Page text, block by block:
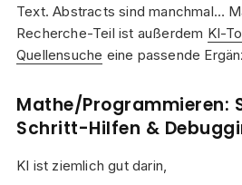
Text. Abstracts sind manchmal…
Recherche-Teil ist außerdem KI-
Quellensuche eine passende
Mathe/
Schritt-Hilfen &
KI ist ziemlich gut darin,